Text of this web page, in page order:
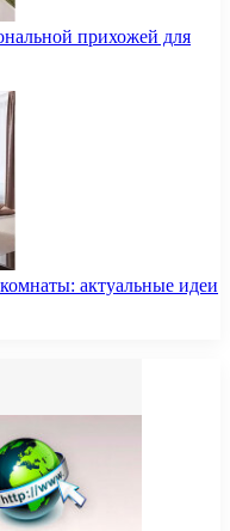
прихожей для
актуальные идеи